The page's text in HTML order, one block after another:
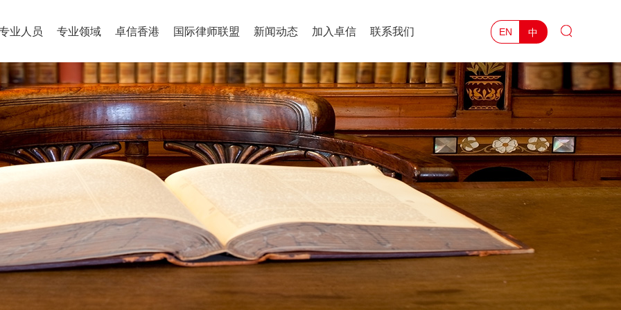
业人员 专业领域 卓信香港 国际律师联盟 新闻动态 加入卓信 联系我们 中
EN